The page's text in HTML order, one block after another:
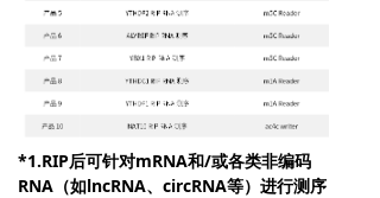
*1.RIP后可针对mRNA和/或各类非编码
RNA（如lncRNA、circRNA等）进行测序